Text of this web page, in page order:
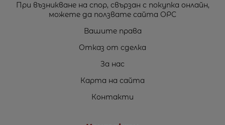
При възникване на спор, свързан с покупка онлайн,
можете да ползвате сайта ОРС
Вашите права
Отказ от сделка
За нас
Карта на сайта
Контакти